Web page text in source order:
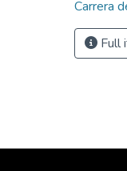
Carrera
Full